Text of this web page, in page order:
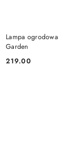
Lampa ogrodowa
Garden
Cena:
219.00